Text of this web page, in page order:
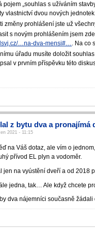
pojem „souhlas s užíváním
vlastnictví dvou nových
změny prohlášení jste už
s novým prohlášením jsem
…na-dva-mensi#…. Na co
úřadu musíte doložit
v prvním příspěvku této
z bytu dva a pronajímá
2021 - 11:15
na Váš dotaz, ale vím o
přívod EL plyn a vodoměr.
na vyústění dveří a od 2018
jedna, tak… Ale když chcete
dva nájemníci současně